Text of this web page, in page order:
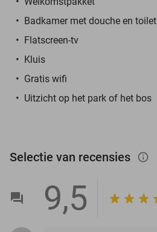
Badkamer met douche en toilet
Flatscreen-tv
Kluis
Gratis wifi
Uitzicht op het park of het bos
Selectie van recensies info_outlined
9,5